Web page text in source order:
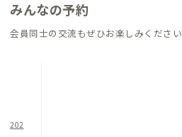
みんなの予約
会員同士の交流もぜひお楽しみください
202